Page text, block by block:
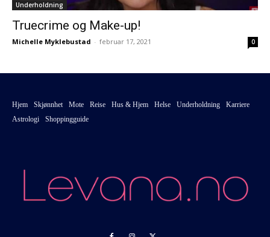
Underholdning
Truecrime og Make-up!
Michelle Myklebustad - februar 17, 2021 0
Hjem Skjønnhet Mote Reise Hus & Hjem Helse Underholdning
Karriere
Astrologi
Shoppingguide